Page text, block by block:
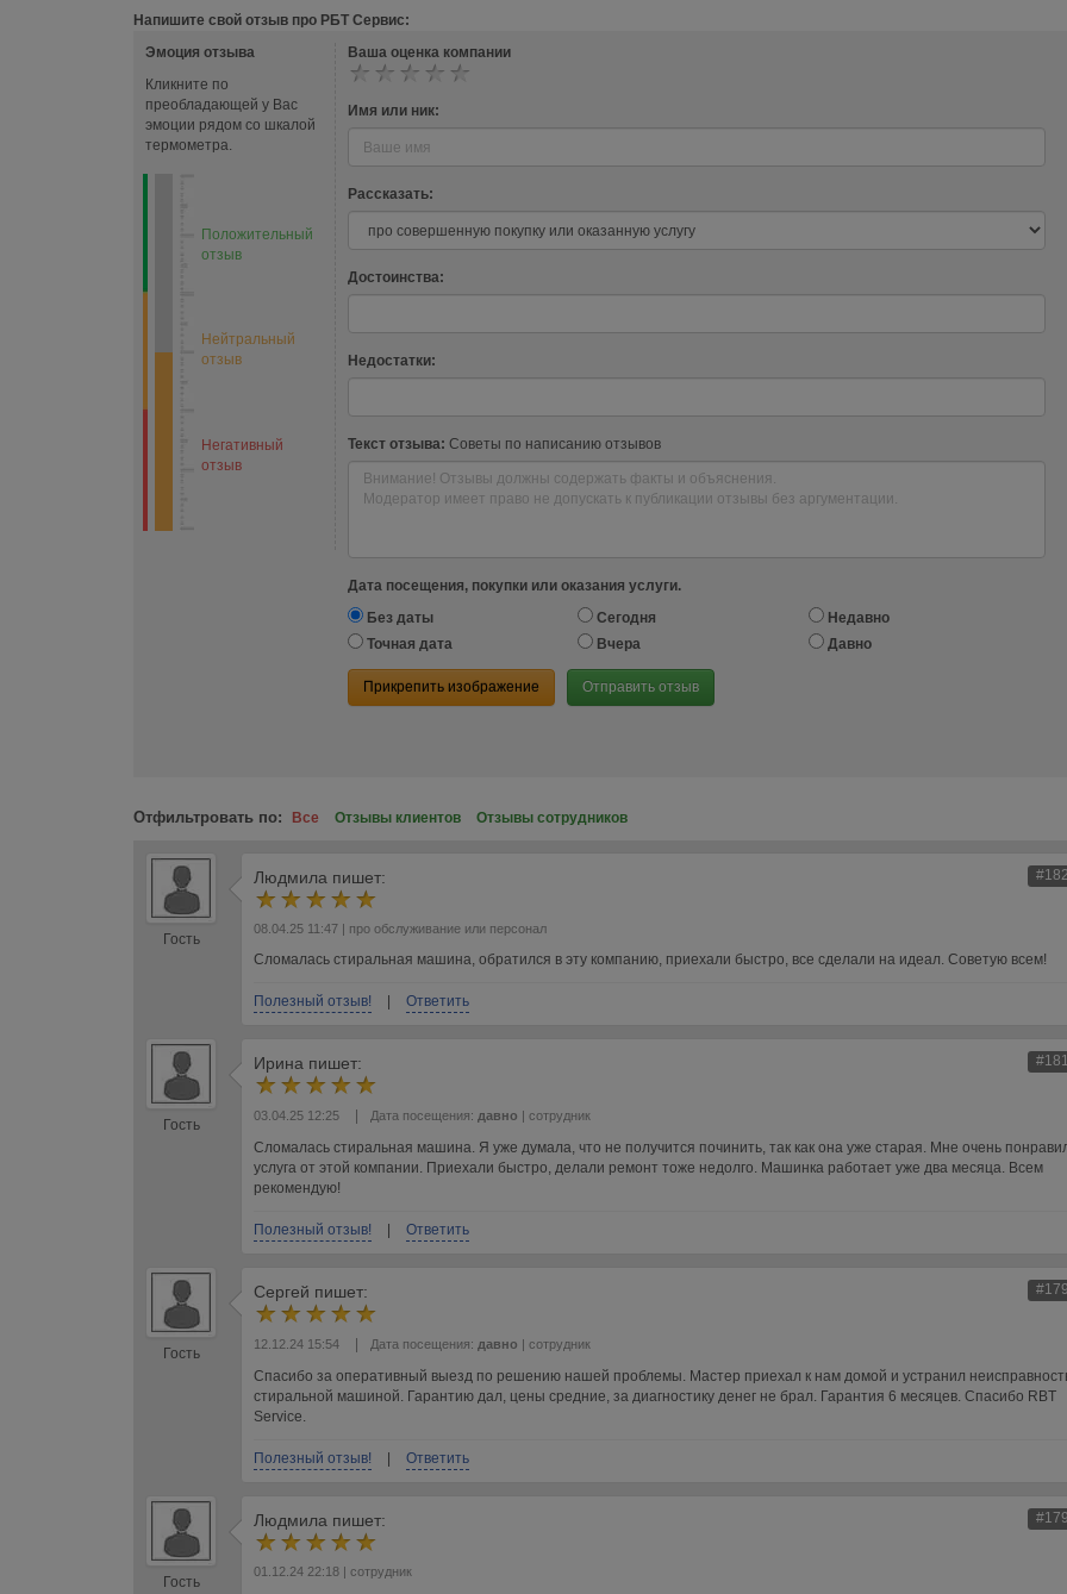
Напишите свой отзыв про РБТ Сервис:
Эмоция отзыва
Кликните по
преобладающей у Вас
эмоции рядом со шкалой
термометра.
Положительный
отзыв
Нейтральный
отзыв
Негативный
отзыв
Ваша оценка компании
Имя или ник:
Рассказать:
Достоинства:
Недостатки:
Текст отзыва: Советы по написанию отзывов
Дата посещения, покупки или оказания услуги.
Без даты
Сегодня
Недавно
Точная дата
Вчера Давно
Прикрепить изображение Отправить отзыв
Отфильтровать по: Все Отзывы клиентов Отзывы сотрудников
Гость
Людмила пишет:
08.04.25 11:47 | про обслуживание или персонал
Сломалась стиральная машина, обратился в эту компанию, приехали быстро, все сделали на идеал. Советую всем!
Полезный отзыв! Ответить
Гость
Ирина пишет:
03.04.25 12:25 Дата посещения: давно | сотрудник
Сломалась стиральная машина. Я уже думала, что не получится починить, так как она уже старая. Мне очень
услуга от этой компании. Приехали быстро, делали ремонт тоже недолго. Машинка работает уже два месяца. Всем
рекомендую!
Полезный отзыв! Ответить
Гость
Сергей пишет:
12.12.24 15:54 Дата посещения: давно | сотрудник
Спасибо за оперативный выезд по решению нашей проблемы. Мастер приехал к нам домой и устранил
стиральной машиной. Гарантию дал, цены средние, за диагностику денег не брал. Гарантия 6 месяцев. Спасибо RBT
Service.
Полезный отзыв! Ответить
Гость
Людмила пишет:
01.12.24 22:18 | сотрудник